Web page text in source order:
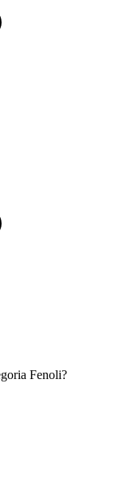
Fenoli?